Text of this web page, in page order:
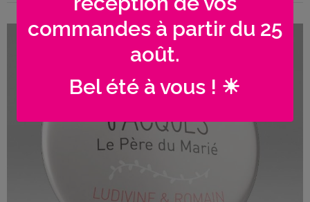
personnalisés | Guirlande lampions
contacter
commandes à partir du 25
août.
Bel été à vous ! ☀